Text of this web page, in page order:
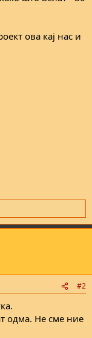
ова кај нас и
#2
одма. Не сме ние